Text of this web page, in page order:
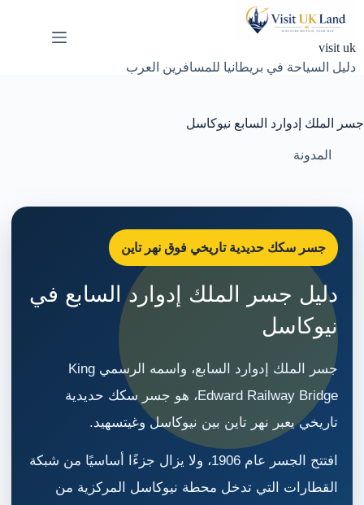
visit uk
دليل السياحة في بريطانيا للمسافرين العرب
جسر الملك إدوارد السابع نيوكاسل
المدونة
جسر سكك حديدية تاريخي فوق نهر تاين
دليل جسر الملك إدوارد السابع في
نيوكاسل
جسر الملك إدوارد السابع، واسمه الرسمي King
Edward Railway Bridge، هو جسر سكك حديدية
تاريخي يعبر نهر تاين بين نيوكاسل وغيتسهيد.
افتتح الجسر عام 1906، ولا يزال جزءًا أساسيًا من شبكة
القطارات التي تدخل محطة نيوكاسل المركزية من